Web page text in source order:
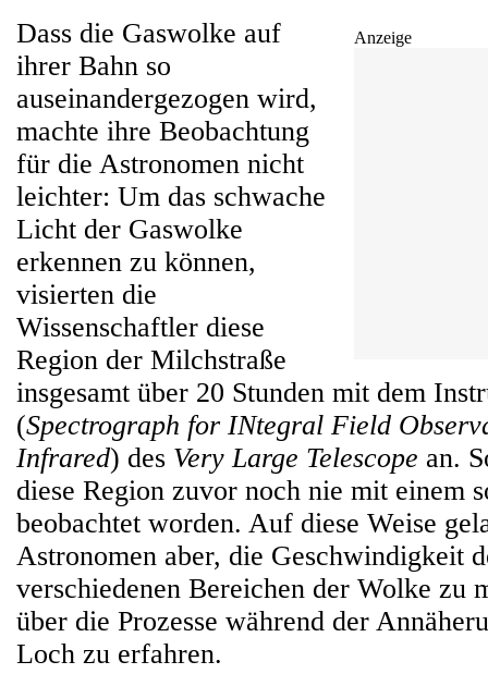
Anzeige
Dass die Gaswolke auf
ihrer Bahn so
auseinandergezogen wird,
machte ihre Beobachtung
für die Astronomen nicht
leichter: Um das schwache
Licht der Gaswolke
erkennen zu können,
visierten die
Wissenschaftler diese
Region der Milchstraße
insgesamt über 20 Stunden mit dem
(Spectrograph for INtegral Field
Infrared) des Very Large Telescope an.
diese Region zuvor noch nie mit einem
beobachtet worden. Auf diese Weise
Astronomen aber, die Geschwindigkeit
verschiedenen Bereichen der Wolke zu
über die Prozesse während der
Loch zu erfahren.